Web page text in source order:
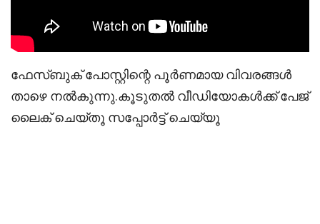
ഫേസ്ബുക് പോസ്റ്റിന്റെ പൂർണമായ വിവരങ്ങൾ
താഴെ നൽകുന്നു.കൂടുതൽ വീഡിയോകൾക്ക് പേജ്
ലൈക് ചെയ്തൂ സപ്പോർട്ട് ചെയ്യൂ